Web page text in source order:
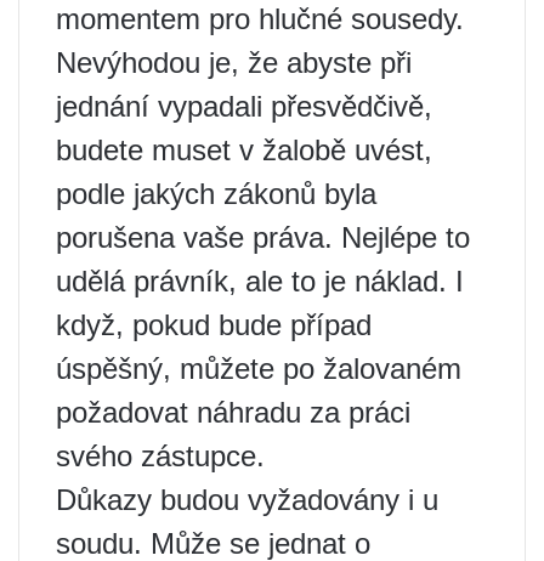
momentem pro hlučné sousedy.
Nevýhodou je, že abyste při
jednání vypadali přesvědčivě,
budete muset v žalobě uvést,
podle jakých zákonů byla
porušena vaše práva. Nejlépe to
udělá právník, ale to je náklad. I
když, pokud bude případ
úspěšný, můžete po žalovaném
požadovat náhradu za práci
svého zástupce.
Důkazy budou vyžadovány i u
soudu. Může se jednat o